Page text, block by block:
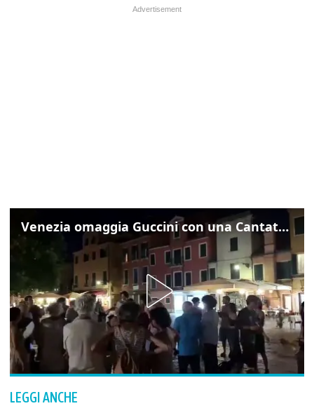
Venezia omaggia Guccini con una Cantata Anarchica in campo Santa Margherita
LEGGI ANCHE